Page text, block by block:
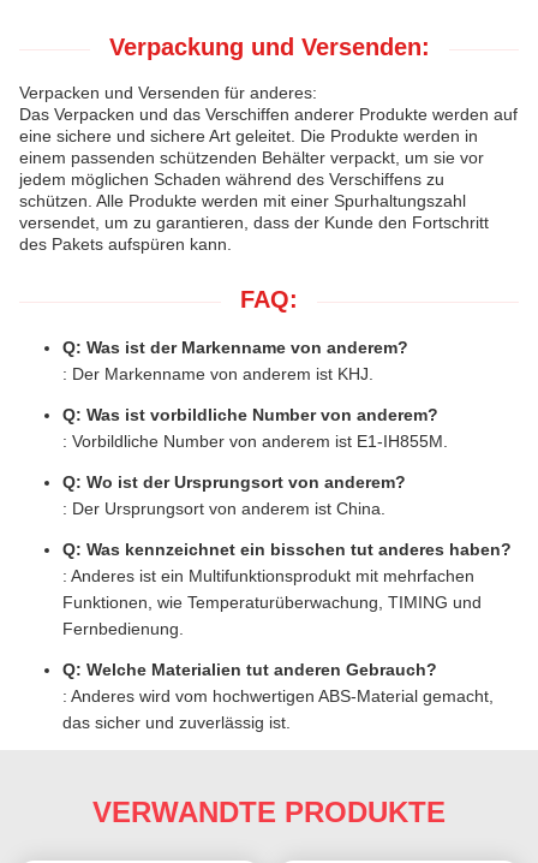
Verpackung und Versenden:
Verpacken und Versenden für anderes:
Das Verpacken und das Verschiffen anderer Produkte werden auf
eine sichere und sichere Art geleitet. Die Produkte werden in
einem passenden schützenden Behälter verpackt, um sie vor
jedem möglichen Schaden während des Verschiffens zu
schützen. Alle Produkte werden mit einer Spurhaltungszahl
versendet, um zu garantieren, dass der Kunde den Fortschritt
des Pakets aufspüren kann.
FAQ:
Q: Was ist der Markenname von anderem?
: Der Markenname von anderem ist KHJ.
Q: Was ist vorbildliche Number von anderem?
: Vorbildliche Number von anderem ist E1-IH855M.
Q: Wo ist der Ursprungsort von anderem?
: Der Ursprungsort von anderem ist China.
Q: Was kennzeichnet ein bisschen tut anderes haben?
: Anderes ist ein Multifunktionsprodukt mit mehrfachen
Funktionen, wie Temperaturüberwachung, TIMING und
Fernbedienung.
Q: Welche Materialien tut anderen Gebrauch?
: Anderes wird vom hochwertigen ABS-Material gemacht,
das sicher und zuverlässig ist.
VERWANDTE PRODUKTE